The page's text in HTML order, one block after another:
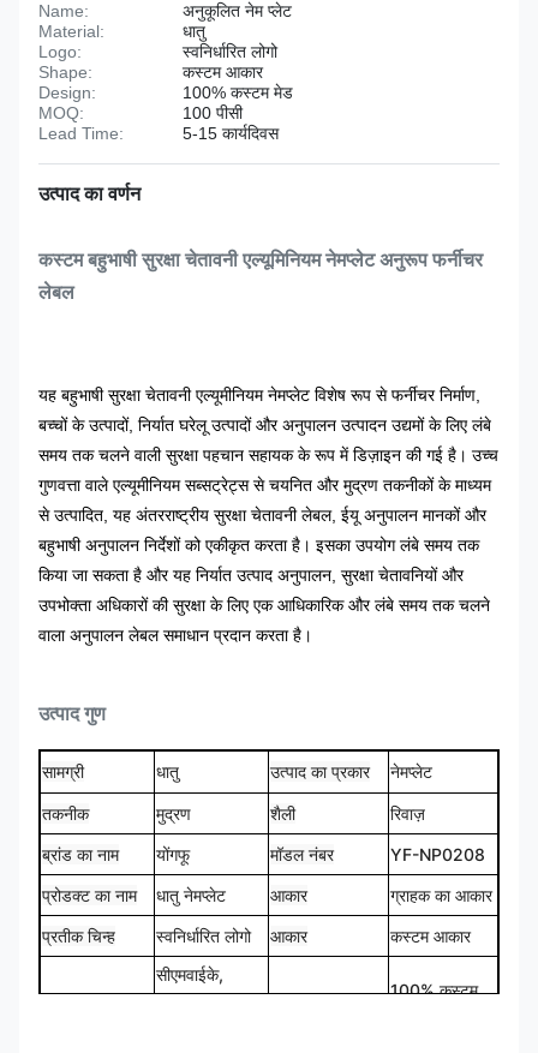
Name:
अनुकूलित नेम प्लेट
Material:
धातु
Logo:
स्वनिर्धारित लोगो
Shape:
कस्टम आकार
Design:
100% कस्टम मेड
MOQ:
100 पीसी
Lead Time:
5-15 कार्यदिवस
उत्पाद का वर्णन
कस्टम बहुभाषी सुरक्षा चेतावनी एल्यूमिनियम नेमप्लेट अनुरूप फर्नीचर
लेबल
यह बहुभाषी सुरक्षा चेतावनी एल्यूमीनियम नेमप्लेट विशेष रूप से फर्नीचर निर्माण,
बच्चों के उत्पादों, निर्यात घरेलू उत्पादों और अनुपालन उत्पादन उद्यमों के लिए लंबे
समय तक चलने वाली सुरक्षा पहचान सहायक के रूप में डिज़ाइन की गई है। उच्च
गुणवत्ता वाले एल्यूमीनियम सब्सट्रेट्स से चयनित और मुद्रण तकनीकों के माध्यम
से उत्पादित, यह अंतरराष्ट्रीय सुरक्षा चेतावनी लेबल, ईयू अनुपालन मानकों और
बहुभाषी अनुपालन निर्देशों को एकीकृत करता है। इसका उपयोग लंबे समय तक
किया जा सकता है और यह निर्यात उत्पाद अनुपालन, सुरक्षा चेतावनियों और
उपभोक्ता अधिकारों की सुरक्षा के लिए एक आधिकारिक और लंबे समय तक चलने
वाला अनुपालन लेबल समाधान प्रदान करता है।
उत्पाद गुण
सामग्री धातु उत्पाद का प्रकार नेमप्लेट
तकनीक मुद्रण शैली
रिवाज़
ब्रांड का नाम
योंगफू मॉडल नंबर
YF-NP0208
प्रोडक्ट का नाम
धातु नेमप्लेट आकार
ग्राहक का आकार
प्रतीक चिन्ह
स्वनिर्धारित लोगो आकार कस्टम आकार
सीएमवाईके,
100% कस्टम